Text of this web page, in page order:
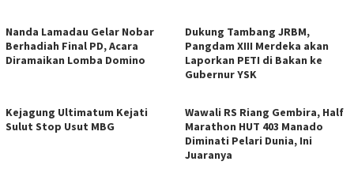
Nanda Lamadau Gelar Nobar
Berhadiah Final PD, Acara
Diramaikan Lomba Domino
Dukung Tambang JRBM,
Pangdam XIII Merdeka akan
Laporkan PETI di Bakan ke
Gubernur YSK
Kejagung Ultimatum Kejati
Sulut Stop Usut MBG
Wawali RS Riang Gembira, Half
Marathon HUT 403 Manado
Diminati Pelari Dunia, Ini
Juaranya